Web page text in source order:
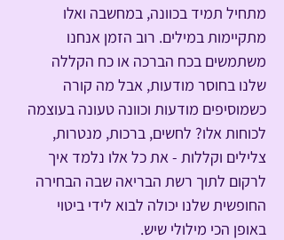
מתחיל תמיד בכוונה, במחשבה ואלו
מתקיימות במילים. רוב הזמן אנחנו
משתמשים בכח הברכה או כח הקללה
שלנו בחוסר מודעות, אבל מה קורה
כשמוסיפים מודעות וכוונה טעונה בעוצמה
לכוחות אלו? לחשים, ברכות, מנטרות,
צלילים וקללות - את כל אלו נלמד איך
לרקום לתוך רשת הבריאה שבה הבחירה
החופשית שלנו יכולה לבוא לידי ביטוי
באופן הכי מילולי שיש.